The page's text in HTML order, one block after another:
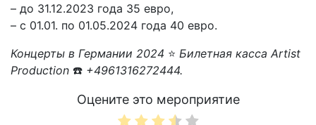
– до 31.12.2023 года 35 евро,
– с 01.01. по 01.05.2024 года 40 евро.
Концерты в Германии 2024 ⭐ Билетная касса Artist
Production ☎️ +4961316272444.
Оцените это мероприятие